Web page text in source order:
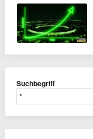
Suchbegriff